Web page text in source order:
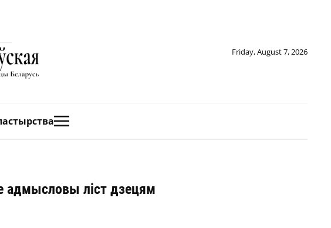
Friday, August 7, 2026
адмысловы ліст дзецям